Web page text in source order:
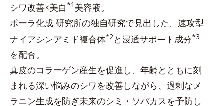
シワ改善×美白*1 美容液。
ポーラ化成 研究所の独自研究で見出した、速攻型
ナイアシンアミド複合体*2 と浸透サポート成分*3
を配合。
真皮のコラーゲン産生を促進し、年齢とともに刻
まれる深い悩みのシワを改善しながら、過剰なメ
ラニン生成を防ぎ未来のシミ・ソバカスを予防し